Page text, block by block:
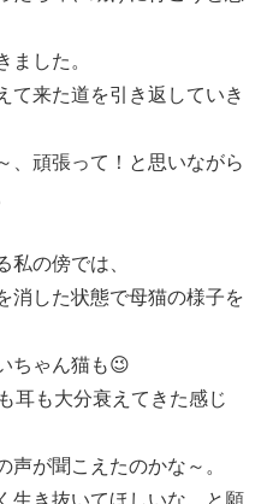
ました。
て来た道を引き返していき
、頑張って！と思いながら
私の傍では、
消した状態で母猫の様子を
ちゃん猫も😉
耳も大分衰えてきた感じ
声が聞こえたのかな～。